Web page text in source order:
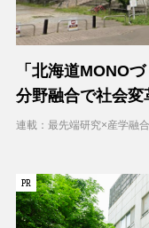
「北海道MONO
分野融合で社会変
ティブコラボレ
連載：最先端研究×産学融
PR
PR